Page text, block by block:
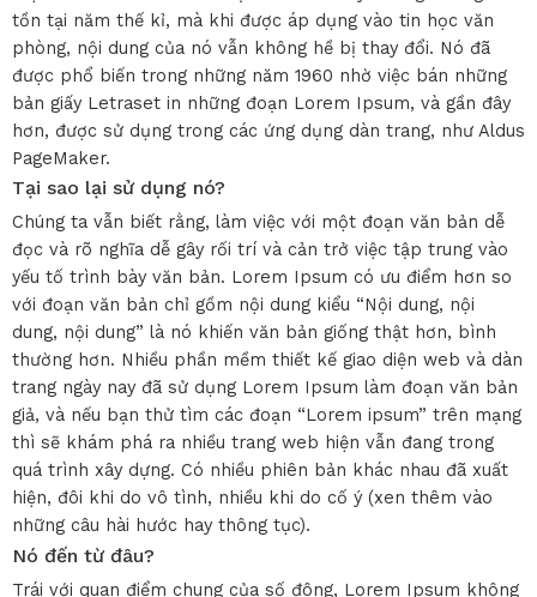
tồn tại năm thế kỉ, mà khi được áp dụng vào tin học văn
phòng, nội dung của nó vẫn không hề bị thay đổi. Nó đã
được phổ biến trong những năm 1960 nhờ việc bán những
bản giấy Letraset in những đoạn Lorem Ipsum, và gần đây
hơn, được sử dụng trong các ứng dụng dàn trang, như Aldus
PageMaker.
Tại sao lại sử dụng nó?
Chúng ta vẫn biết rằng, làm việc với một đoạn văn bản dễ
đọc và rõ nghĩa dễ gây rối trí và cản trở việc tập trung vào
yếu tố trình bày văn bản. Lorem Ipsum có ưu điểm hơn so
với đoạn văn bản chỉ gồm nội dung kiểu “Nội dung, nội
dung, nội dung” là nó khiến văn bản giống thật hơn, bình
thường hơn. Nhiều phần mềm thiết kế giao diện web và dàn
trang ngày nay đã sử dụng Lorem Ipsum làm đoạn văn bản
giả, và nếu bạn thử tìm các đoạn “Lorem ipsum” trên mạng
thì sẽ khám phá ra nhiều trang web hiện vẫn đang trong
quá trình xây dựng. Có nhiều phiên bản khác nhau đã xuất
hiện, đôi khi do vô tình, nhiều khi do cố ý (xen thêm vào
những câu hài hước hay thông tục).
Nó đến từ đâu?
Trái với quan điểm chung của số đông, Lorem Ipsum không